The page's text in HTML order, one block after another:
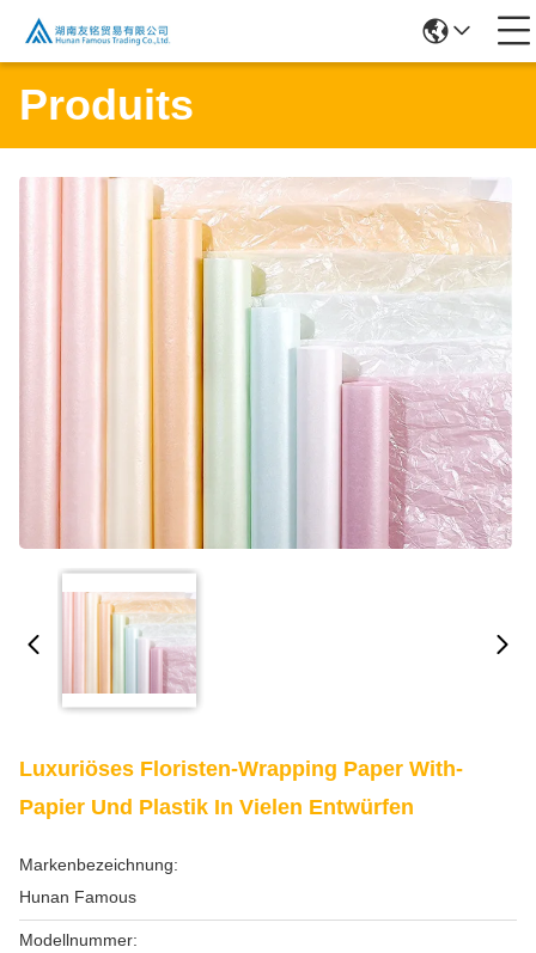
Produits
Luxuriöses Floristen-Wrapping Paper With-
Papier Und Plastik In Vielen Entwürfen
Markenbezeichnung:
Hunan Famous
Modellnummer: